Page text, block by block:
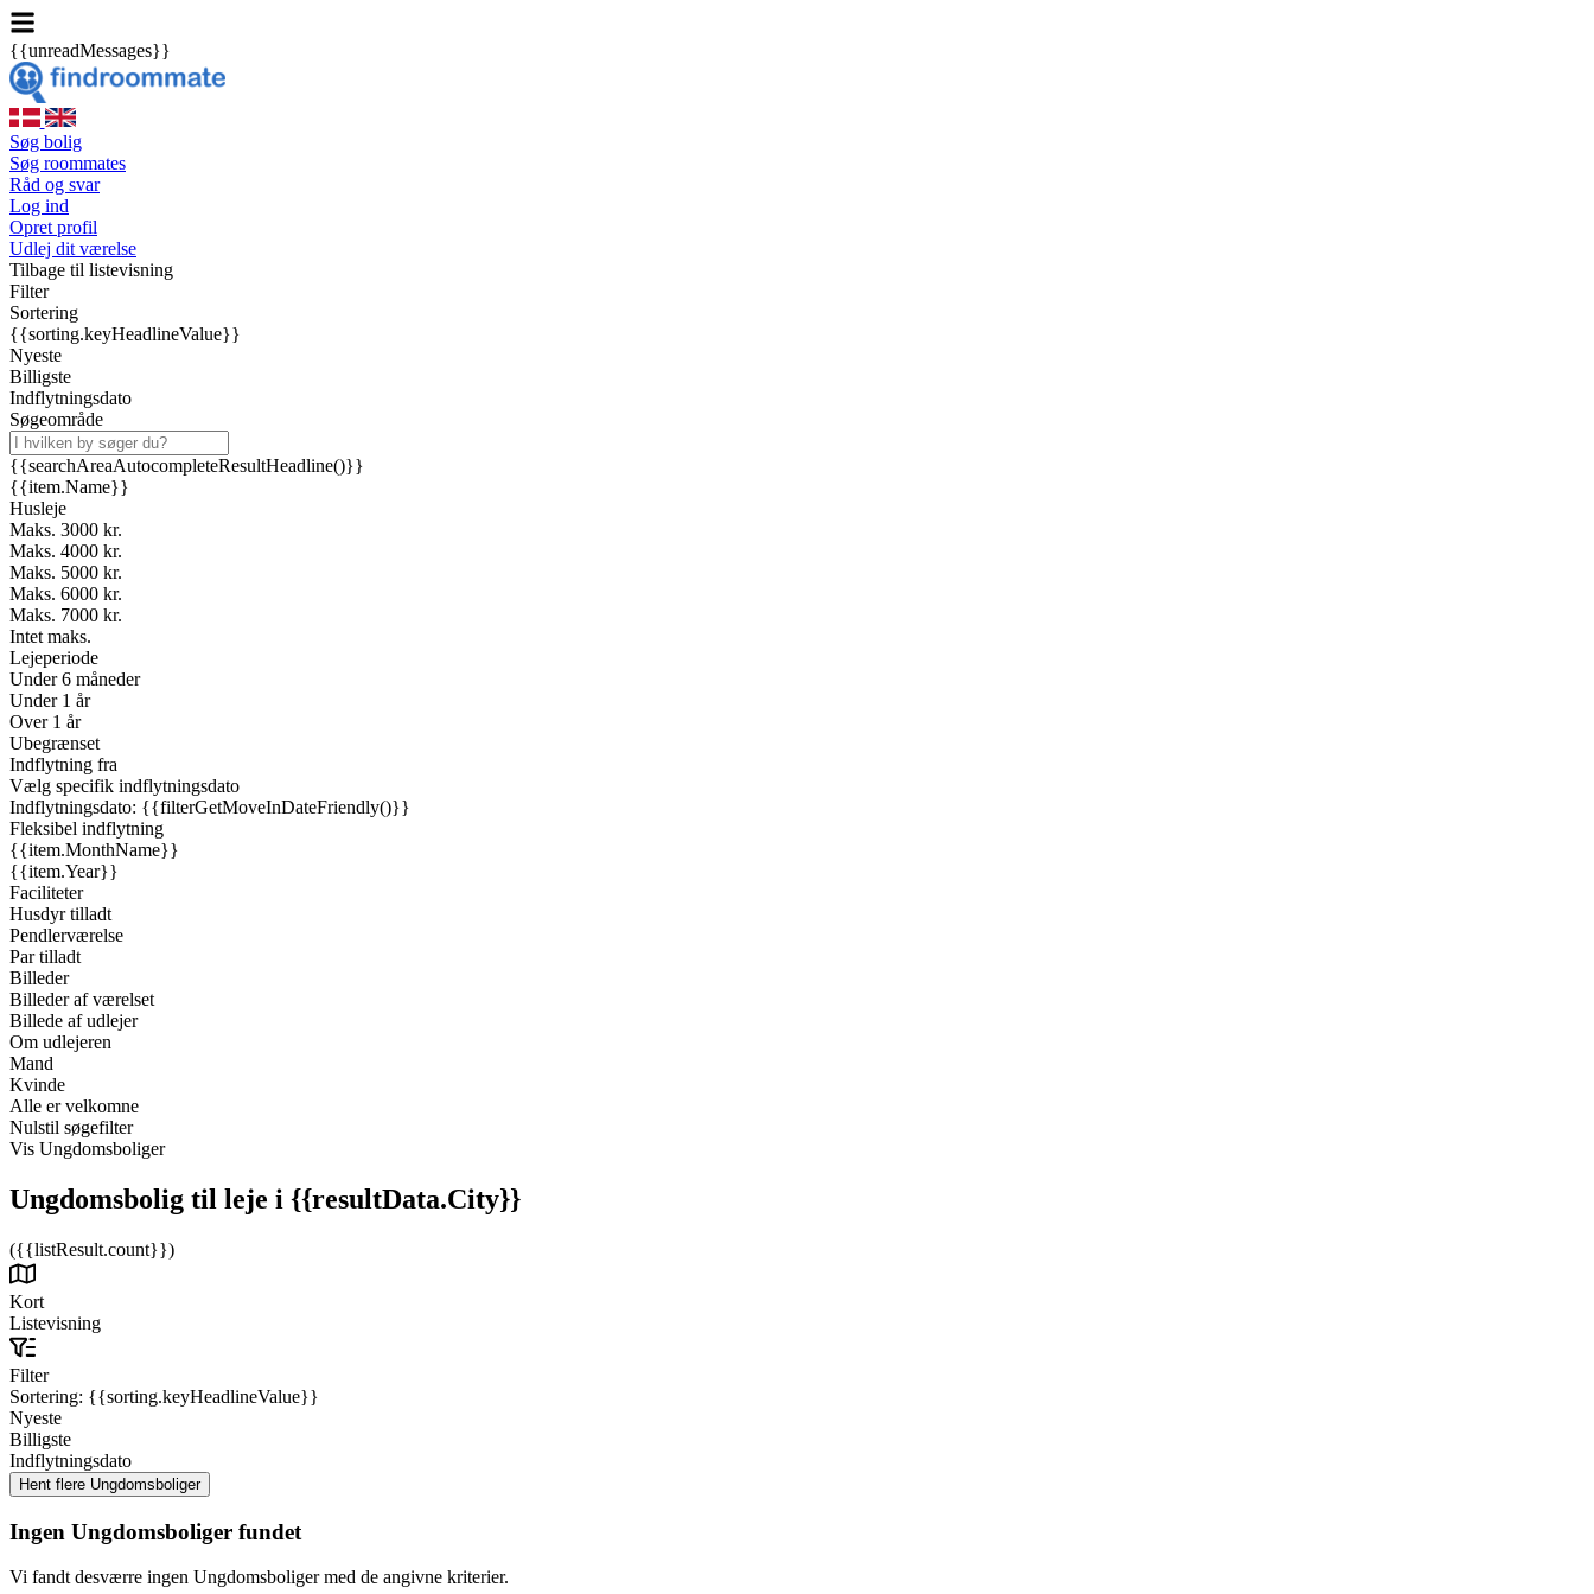
{{unreadMessages}}
Søg bolig
Søg roommates
Råd og svar
Log ind
Opret profil
Udlej dit værelse
Tilbage til listevisning
Filter
Sortering
{{sorting.keyHeadlineValue}}
Nyeste
Billigste
Indflytningsdato
Søgeområde
{{searchAreaAutocompleteResultHeadline()}}
{{item.Name}}
Husleje
Maks. 3000 kr.
Maks. 4000 kr.
Maks. 5000 kr.
Maks. 6000 kr.
Maks. 7000 kr.
Intet maks.
Lejeperiode
Under 6 måneder
Under 1 år
Over 1 år
Ubegrænset
Indflytning fra
Vælg specifik indflytningsdato
Indflytningsdato: {{filterGetMoveInDateFriendly()}}
Fleksibel indflytning
{{item.MonthName}}
{{item.Year}}
Faciliteter
Husdyr tilladt
Pendlerværelse
Par tilladt
Billeder
Billeder af værelset
Billede af udlejer
Om udlejeren
Mand
Kvinde
Alle er velkomne
Nulstil søgefilter
Vis Ungdomsboliger
Ungdomsbolig til leje i {{resultData.City}}
({{listResult.count}})
Kort
Listevisning
Filter
Sortering: {{sorting.keyHeadlineValue}}
Nyeste
Billigste
Indflytningsdato
Ingen Ungdomsboliger fundet
Vi fandt desværre ingen Ungdomsboliger med de angivne kriterier.